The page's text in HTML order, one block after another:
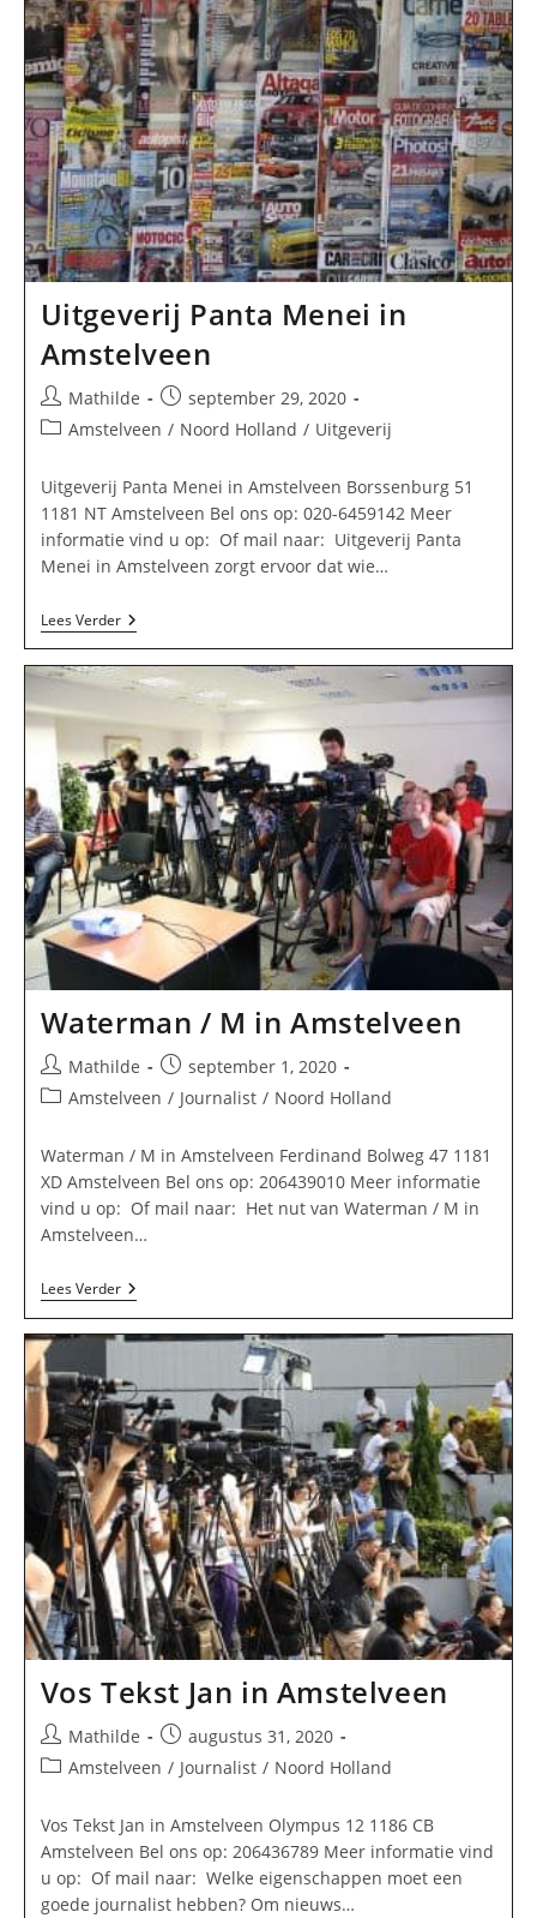
Uitgeverij Panta Menei in
Amstelveen
Bericht
auteur:
Mathilde
Bericht
gepubliceerd
september 29, 2020
Berichtcategorie:
Amstelveen / Noord Holland / Uitgeverij
Uitgeverij Panta Menei in Amstelveen Borssenburg 51
1181 NT Amstelveen Bel ons op: 020-6459142 Meer
informatie vind u op: Of mail naar: Uitgeverij Panta
Menei in Amstelveen zorgt ervoor dat wie…
Lees VerderUitgeverij
Panta
In
Amstelveen
Waterman / M in Amstelveen
Bericht
auteur:
Mathilde
Bericht
gepubliceerd
september 1, 2020
Berichtcategorie:
Amstelveen / Journalist / Noord Holland
Waterman / M in Amstelveen Ferdinand Bolweg 47 1181
XD Amstelveen Bel ons op: 206439010 Meer informatie
vind u op: Of mail naar: Het nut van Waterman / M in
Amstelveen…
Lees VerderWaterman
/
In
Vos Tekst Jan in Amstelveen
Bericht
auteur:
Mathilde
Bericht
gepubliceerd
op:
augustus 31, 2020
Berichtcategorie:
Amstelveen / Journalist / Noord Holland
Vos Tekst Jan in Amstelveen Olympus 12 1186 CB
Amstelveen Bel ons op: 206436789 Meer informatie vind
u op: Of mail naar: Welke eigenschappen moet een
goede journalist hebben? Om nieuws…